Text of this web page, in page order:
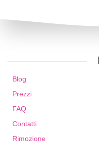
Blog
Prezzi
FAQ
Contatti
Rimozione